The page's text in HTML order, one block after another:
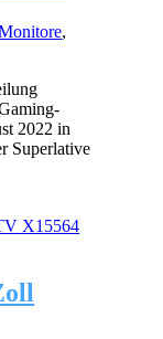
,
2022 in
Superlative